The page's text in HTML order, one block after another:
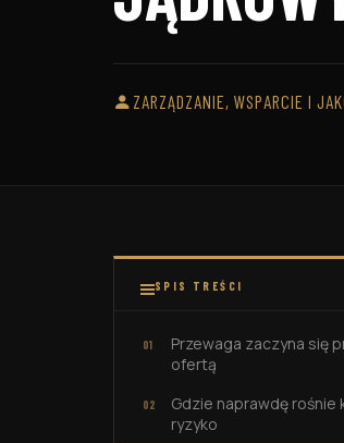
wewnętrzny ISO 9001:2015
ZARZĄDZANIE, WSPARCIE I
SPIS TREŚCI
Przewaga zaczyna się
ofertą
Gdzie naprawdę rośnie
ryzyko